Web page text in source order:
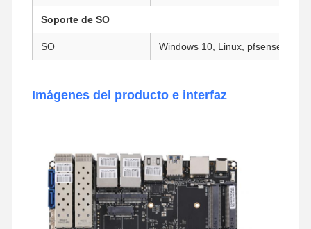
Soporte de SO
SO Windows 10, Linux, pfsense, etc.
Imágenes del producto e interfaz